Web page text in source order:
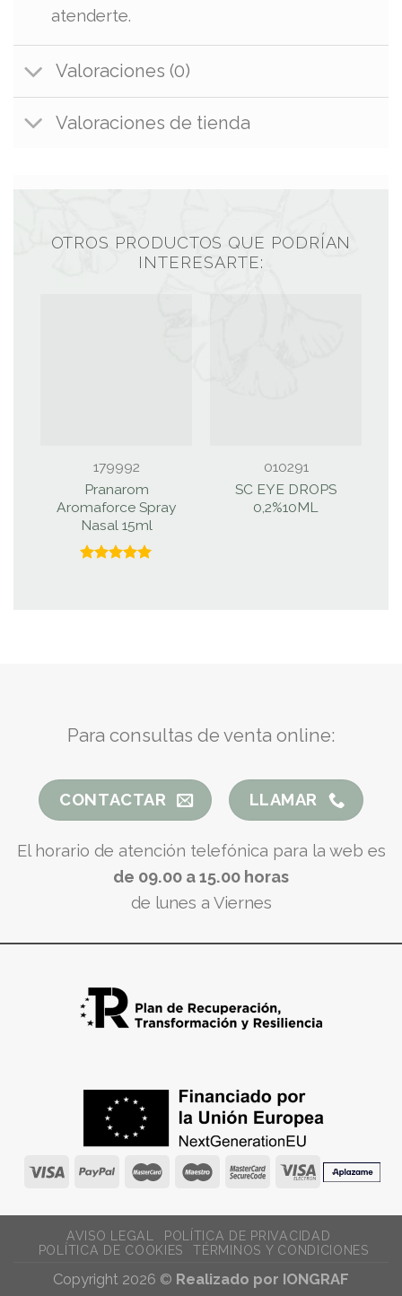
atenderte.
Valoraciones (0)
Valoraciones de tienda
OTROS PRODUCTOS QUE PODRÍAN
INTERESARTE:
179992
Pranarom
Aromaforce Spray
Nasal 15ml
010291
SC EYE DROPS
0,2%10ML
Para consultas de venta online:
CONTACTAR LLAMAR
El horario de atención telefónica para la web es
de 09.00 a 15.00 horas
de lunes a Viernes
AVISO LEGAL
POLÍTICA DE PRIVACIDAD
POLÍTICA DE COOKIES
TÉRMINOS Y CONDICIONES
Copyright 2026 © Realizado por IONGRAF